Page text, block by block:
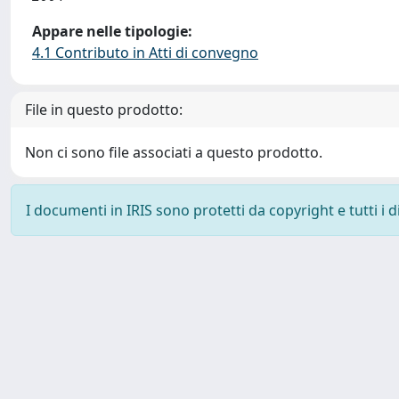
Appare nelle tipologie:
4.1 Contributo in Atti di convegno
File in questo prodotto:
Non ci sono file associati a questo prodotto.
I documenti in IRIS sono protetti da copyright e tutti i